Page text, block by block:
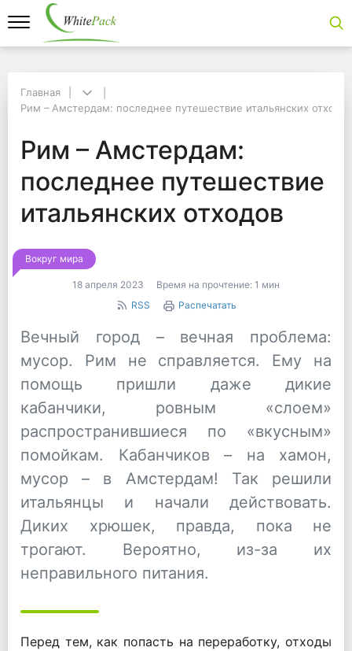
Рим – Амстердам: последнее путешествие итальянских отходов
Рим – Амстердам:
Главная
Рим – Амстердам: последнее путешествие итальянских отходов
Рим – Амстердам:
последнее путешествие
итальянских отходов
Вокруг мира
18 апреля 2023 Время на прочтение: 1 мин
RSS
Распечатать
Вечный город – вечная проблема:
мусор. Рим не справляется. Ему на
помощь пришли даже дикие
кабанчики, ровным «слоем»
распространившиеся по «вкусным»
помойкам. Кабанчиков – на хамон,
мусор – в Амстердам! Так решили
итальянцы и начали действовать.
Диких хрюшек, правда, пока не
трогают. Вероятно, из-за их
неправильного питания.
Перед тем, как попасть на переработку, отходы